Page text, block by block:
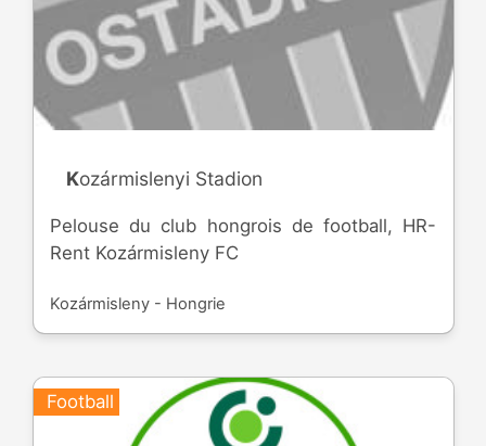
Kozármislenyi Stadion
Pelouse du club hongrois de football, HR-
Rent Kozármisleny FC
Kozármisleny - Hongrie
Football